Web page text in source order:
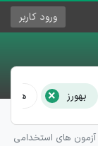
ورود کاربر
بهورز × همه
های استخدامی